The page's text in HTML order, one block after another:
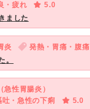
・疲れ
5.0
ました
炎 発熱・胃痛・腹痛
。
急性胃腸炎）
・急性の下痢
5.0